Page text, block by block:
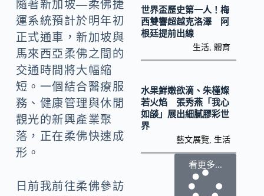
隨著新加坡—柔佛捷
運系統預計於明年初
正式通車，新加坡與
馬來西亞柔佛之間的
交通時間將大幅縮
短。一個結合醫療服
務、健康管理與休閒
觀光的新興產業聚
落，正在柔佛快速成
形。
日前我前往柔佛參訪
世界盃歷史第一人！梅
西雙響超越克洛澤 阿
根廷提前出線
生活 ,體育
水果鮮嫩欲滴、朱槿燦
若火焰 張秀燕「我心
如燄」展出細膩膠彩世
界
藝文展覽 生活
看更多...